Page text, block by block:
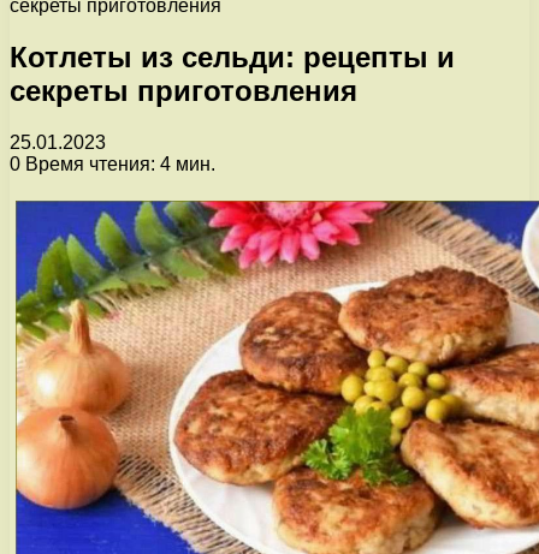
секреты приготовления
Котлеты из сельди: рецепты и
секреты приготовления
25.01.2023
0 Время чтения: 4 мин.